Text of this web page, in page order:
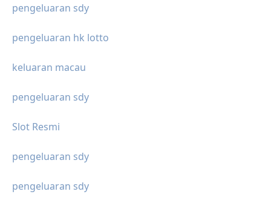
pengeluaran sdy
pengeluaran hk lotto
keluaran macau
pengeluaran sdy
Slot Resmi
pengeluaran sdy
pengeluaran sdy